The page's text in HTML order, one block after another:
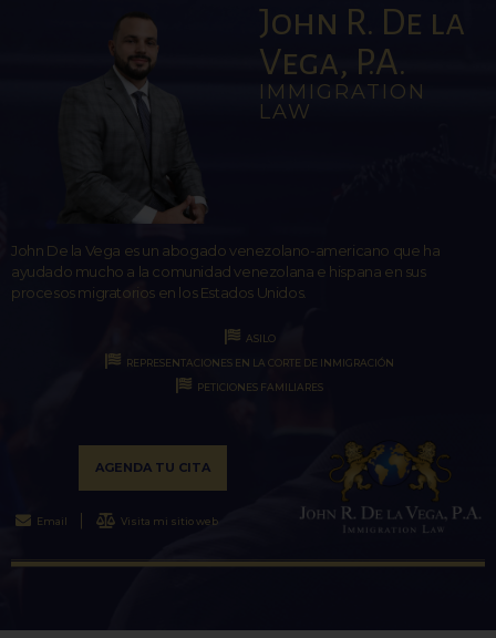
John R. De la
Vega, P.A.
IMMIGRATION
LAW
John De la Vega es un abogado venezolano-americano que ha
ayudado mucho a la comunidad venezolana e hispana en sus
procesos migratorios en los Estados Unidos.
ASILO
REPRESENTACIONES EN LA CORTE DE INMIGRACIÓN
PETICIONES FAMILIARES
AGENDA TU CITA
Email Visita mi sitio web